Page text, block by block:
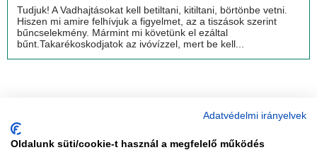
Tudjuk! A Vadhajtásokat kell betiltani, kitiltani, börtönbe vetni.
Hiszen mi amire felhívjuk a figyelmet, az a tiszások szerint
bűncselekmény. Mármint mi követünk el ezáltal
bűnt.Takarékoskodjatok az ivóvízzel, mert be kell...
Adatvédelmi irányelvek
Oldalunk süti/cookie-t használ a megfelelő működés